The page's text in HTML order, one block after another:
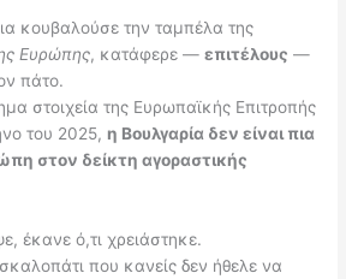
κουβαλούσε την ταμπέλα της
Ευρώπης, κατάφερε —επιτέλους —
πάτο.
στοιχεία της Ευρωπαϊκής Επιτροπής
του 2025, η Βουλγαρία δεν είναι πια
στον δείκτη αγοραστικής
έκανε ό,τι χρειάστηκε.
που κανείς δεν ήθελε να